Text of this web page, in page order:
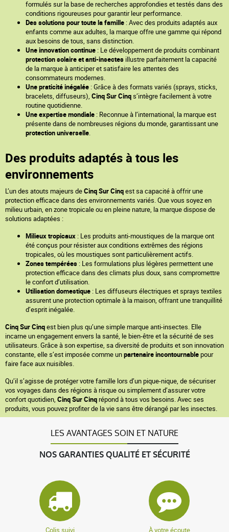
formulés sur la base de recherches approfondies et testés dans des
conditions rigoureuses pour garantir leur performance.
Des solutions pour toute la famille : Avec des produits adaptés aux
enfants comme aux adultes, la marque offre une gamme qui répond
aux besoins de tous, sans distinction.
Une innovation continue : Le développement de produits combinant
protection solaire et anti-insectes illustre parfaitement la capacité
de la marque à anticiper et satisfaire les attentes des
consommateurs modernes.
Une praticité inégalée : Grâce à des formats variés (sprays, sticks,
bracelets, diffuseurs), Cinq Sur Cinqs’intègre facilement à votre
routine quotidienne.
Une expertise mondiale : Reconnue à l’international, la marque est
présente dans de nombreuses régions du monde, garantissant une
protection universelle.
Des produits adaptés à tous les
environnements
L’un des atouts majeurs deCinq Sur Cinqest sa capacité à offrir une
protection efficace dans des environnements variés. Que vous soyez en
milieu urbain, en zone tropicale ou en pleine nature, la marque dispose de
solutions adaptées :
Milieux tropicaux : Les produits anti-moustiques de la marque ont
été conçus pour résister aux conditions extrêmes des régions
tropicales, où les moustiques sont particulièrement actifs.
Zones tempérées : Les formulations plus légères permettent une
protection efficace dans des climats plus doux, sans compromettre
le confort d’utilisation.
Utilisation domestique : Les diffuseurs électriques et sprays textiles
assurent une protection optimale à la maison, offrant une tranquillité
d’esprit inégalée.
Cinq Sur Cinqest bien plus qu’une simple marque anti-insectes. Elle
incarne un engagement envers la santé, le bien-être et la sécurité de ses
utilisateurs. Grâce à son expertise, sa diversité de produits et son innovation
constante, elle s’est imposée comme unpartenaire incontournablepour
faire face aux nuisibles.
Qu’il s’agisse de protéger votre famille lors d’un pique-nique, de sécuriser
vos voyages dans des régions à risque ou simplement d’assurer votre
confort quotidien, Cinq Sur Cinqrépond à tous vos besoins. Avec ses
produits, vous pouvez profiter de la vie sans être dérangé par les insectes.
LES AVANTAGES SOIN ET NATURE
NOS GARANTIES QUALITÉ ET SÉCURITÉ
Colis suivi À votre écoute